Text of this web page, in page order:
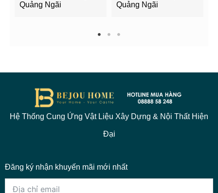
Quảng Ngãi
Quảng Ngãi
1 2 3
Hệ Thống Cung Ứng Vật Liệu Xây Dựng & Nội Thất Hiện
Đại
Đăng ký nhận khuyến mãi mới nhất